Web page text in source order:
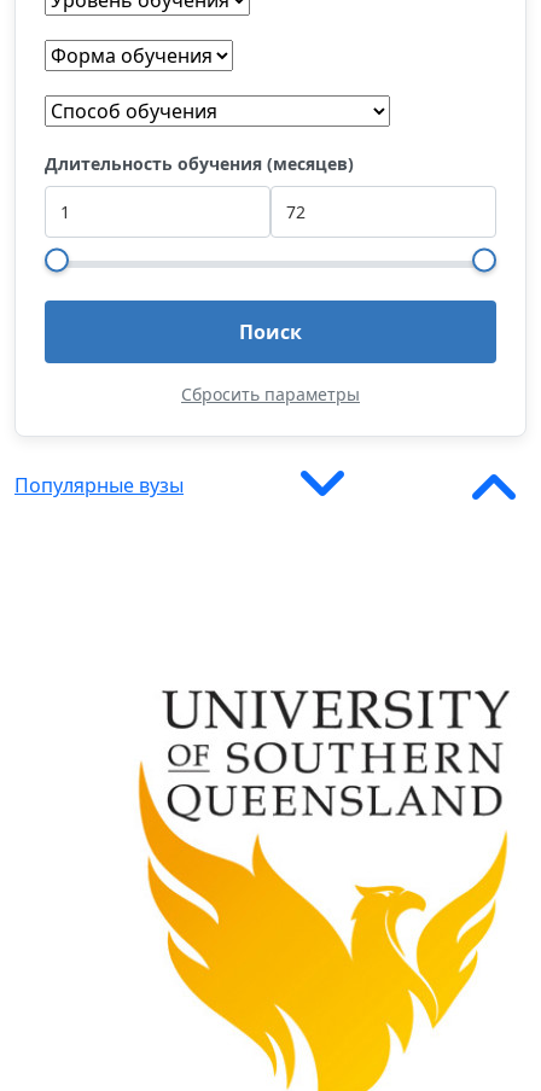
Длительность обучения (месяцев)
Поиск
Сбросить параметры
Популярные вузы